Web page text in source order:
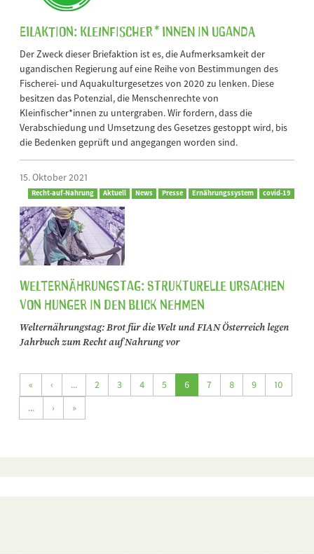
Eilaktion: Kleinfischer*innen in Uganda
Der Zweck dieser Briefaktion ist es, die Aufmerksamkeit der
ugandischen Regierung auf eine Reihe von Bestimmungen des
Fischerei- und Aquakulturgesetzes von 2020 zu lenken. Diese
besitzen das Potenzial, die Menschenrechte von
Kleinfischer*innen zu untergraben. Wir fordern, dass die
Verabschiedung und Umsetzung des Gesetzes gestoppt wird, bis
die Bedenken geprüft und angegangen worden sind.
15. Oktober 2021
Recht-auf-Nahrung Aktuell News Presse Ernährungssystem covid-19
Welternährungstag: Strukturelle Ursachen
von Hunger in den Blick nehmen
Welternährungstag: Brot für die Welt und FIAN Österreich legen
Jahrbuch zum Recht auf Nahrung vor
« ‹ ... 2 3 4 5 6 7 8 9
10
...
› »